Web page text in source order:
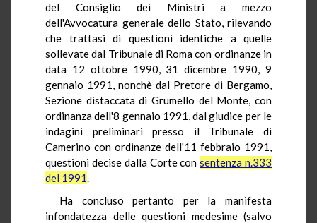
del Consiglio dei Ministri a mezzo
dell'Avvocatura generale dello Stato, rilevando
che trattasi di questioni identiche a quelle
sollevate dal Tribunale di Roma con ordinanze in
data 12 ottobre 1990, 31 dicembre 1990, 9
gennaio 1991, nonchè dal Pretore di Bergamo,
Sezione distaccata di Grumello del Monte, con
ordinanza dell'8 gennaio 1991, dal giudice per le
indagini preliminari presso il Tribunale di
Camerino con ordinanze dell'11 febbraio 1991,
questioni decise dalla Corte consentenza n.333
del 1991.
Ha concluso pertanto per la manifesta
infondatezza delle questioni medesime (salvo